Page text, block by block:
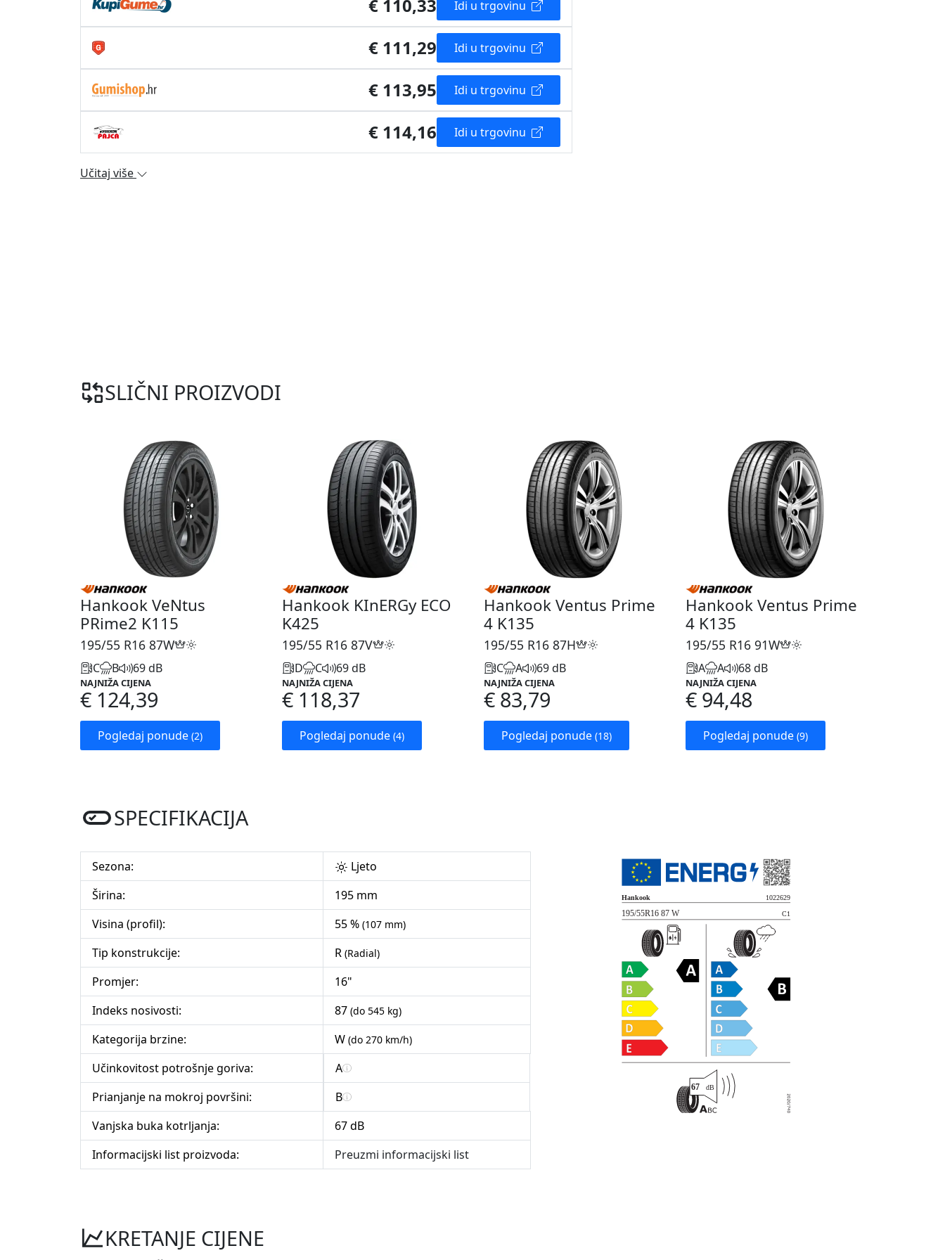
€ 110,33 Idi u trgovinu
€ 111,29 Idi u trgovinu
€ 113,95 Idi u trgovinu
€ 114,16 Idi u trgovinu
Učitaj više
SLIČNI PROIZVODI
Hankook VeNtus
PRime2 K115
195/55 R16 87W
C B 69 dB
NAJNIŽA CIJENA
€ 124,39
Pogledaj ponude (2)
Hankook KInERGy ECO
K425
195/55 R16 87V
D C 69 dB
NAJNIŽA CIJENA
€ 118,37
Pogledaj ponude (4)
Hankook Ventus Prime
4 K135
195/55 R16 87H
C A 69 dB
NAJNIŽA CIJENA
€ 83,79
Pogledaj ponude (18)
Hankook Ventus Prime
4 K135
195/55 R16 91W
A A 68 dB
NAJNIŽA CIJENA
€ 94,48
Pogledaj ponude (9)
SPECIFIKACIJA
Sezona:
Ljeto
Širina:
195 mm
Visina (profil):
55 % (107 mm)
Tip konstrukcije: R (Radial)
Promjer:
16"
Indeks nosivosti:
87 (do 545 kg)
Kategorija brzine: W (do 270 km/h)
Učinkovitost potrošnje goriva:
A
Prianjanje na mokroj površini:
B
Vanjska buka kotrljanja:
67 dB
Informacijski list proizvoda:
Preuzmi informacijski list
KRETANJE CIJENE